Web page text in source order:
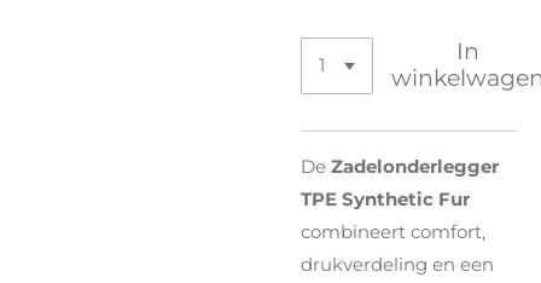
In
De Zadelonderlegger
TPE Synthetic Fur
combineert comfort,
drukverdeling en een